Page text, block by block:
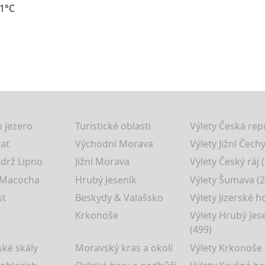
jezero Turistické oblasti Výlety Česká
Východní Morava Výlety Jižní
Lipno Jižní Morava Výlety Český ráj
Hrubý Jeseník Výlety Šumava
Beskydy & Valašsko Výlety Jizerské
Krkonoše
Výlety Hrubý
(499)
skály Moravský kras a okolí Výlety Krkonoše